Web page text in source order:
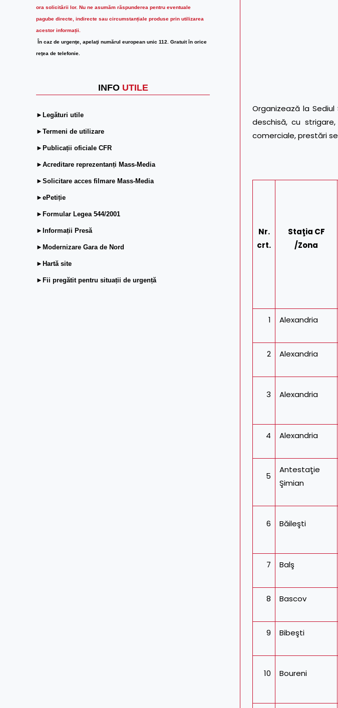
ora solicitării lor. Nu ne asumăm răspunderea pentru eventuale
pagube directe, indirecte sau circumstanțiale produse prin utilizarea
acestor informații.
În caz de urgenţe, apelaţi numărul european unic 112. Gratuit în orice
reţea de telefonie.
INFO UTILE
►Legături utile
►Termeni de utilizare
►Publicații oficiale CFR
►Acreditare reprezentanți Mass-Media
►Solicitare acces filmare Mass-Media
►ePetiție
►Formular Legea 544/2001
►Informații Presă
►Modernizare Gara de Nord
►Hartă site
►Fii pregătit pentru situații de urgență
Organizează la
deschisă, cu
comerciale, prestări
Nr.
crt.
Staţia CF
/Zona
1 Alexandria
2 Alexandria
3 Alexandria
4 Alexandria
5
Antestaţie
Şimian
6 Băileşti
7 Balş
8 Bascov
9 Bibeşti
10 Boureni